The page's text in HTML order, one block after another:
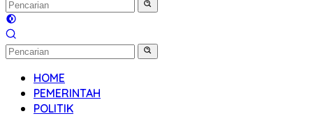
HOME
PEMERINTAH
POLITIK